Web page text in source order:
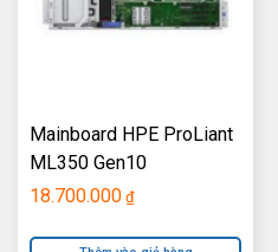
Mainboard HPE ProLiant
ML350 Gen10
18.700.000 ₫